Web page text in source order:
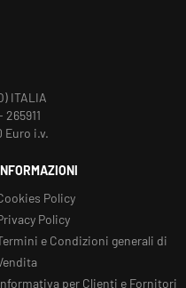
ITALIA
Euro i.v.
Policy
Policy
e Condizioni generali di
per Clienti e Fornitori